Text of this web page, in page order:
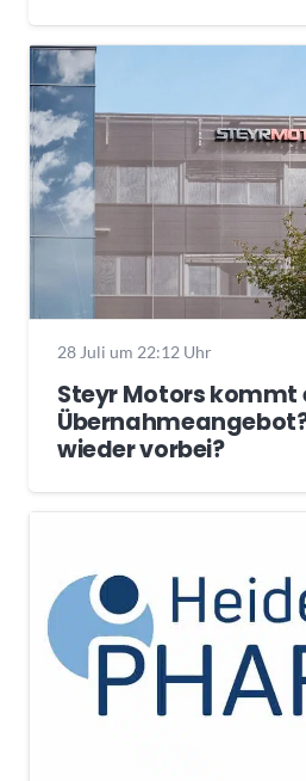
28 Juli um 22:12 Uhr
Steyr Motors kommt
wieder vorbei?